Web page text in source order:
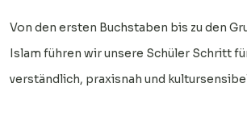
Von den ersten Buchstaben bis zu den
Islam führen wir unsere Schüler Schritt
verständlich, praxisnah und